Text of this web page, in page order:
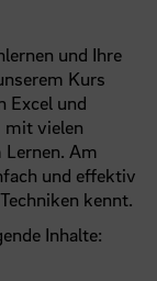
und Ihre
Kurs
Excel und
vielen
Lernen. Am
und effektiv
kennt.
Inhalte: